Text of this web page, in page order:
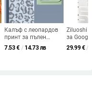
Калъф с леопардов
принт за пълен
обхват за iPhone 17
Pro Max и iPhone 16
7.53€ / 14.73 лв
Ziluoshi
за
29.99€ /